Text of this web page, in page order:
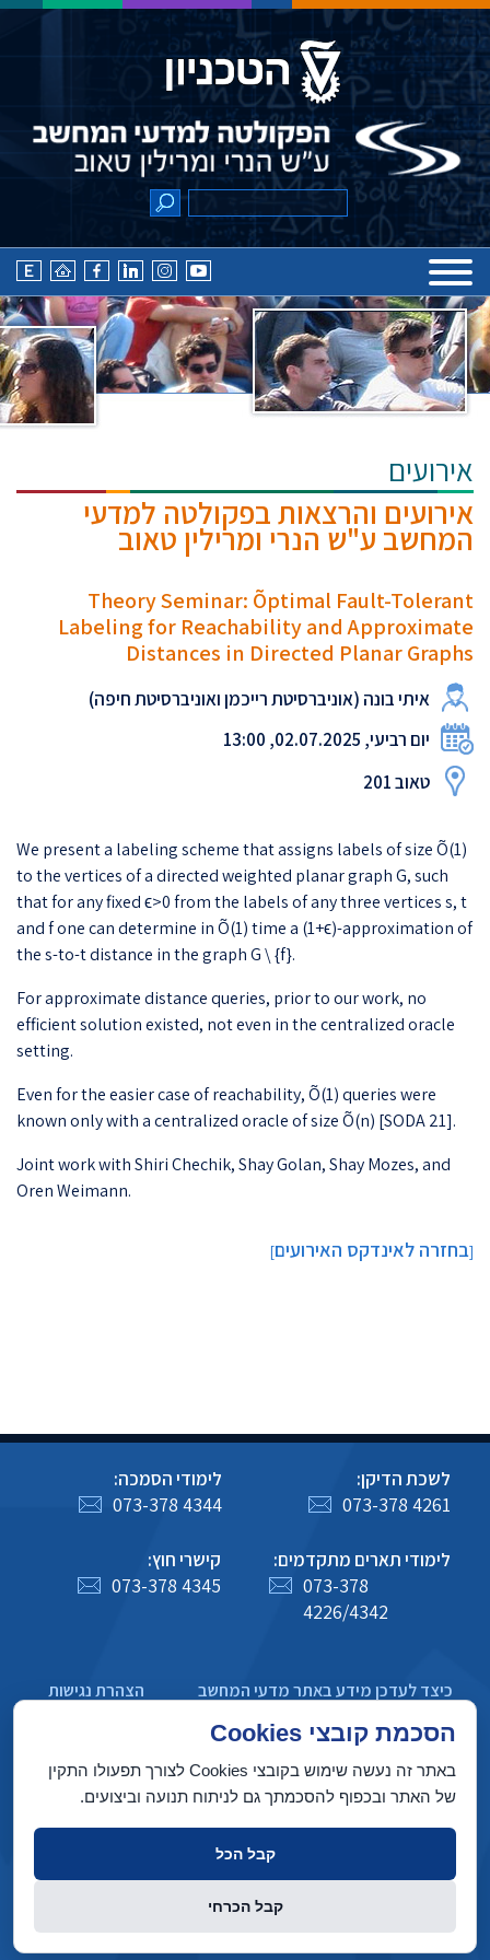
אירועים
אירועים והרצאות בפקולטה למדעי
המחשב ע"ש הנרי ומרילין טאוב
Theory Seminar: Õptimal Fault-Tolerant
Labeling for Reachability and Approximate
Distances in Directed Planar Graphs
איתי בונה (אוניברסיטת רייכמן ואוניברסיטת חיפה)
יום רביעי, 02.07.2025, 13:00
טאוב 201
We present a labeling scheme that assigns labels of size Õ(1)
to the vertices of a directed weighted planar graph G, such
that for any fixed ϵ>0 from the labels of any three vertices s, t
and f one can determine in Õ(1) time a (1+ϵ)-approximation of
the s-to-t distance in the graph G \ {f}.
For approximate distance queries, prior to our work, no
efficient solution existed, not even in the centralized oracle
setting.
Even for the easier case of reachability, Õ(1) queries were
known only with a centralized oracle of size Õ(n) [SODA 21].
Joint work with Shiri Chechik, Shay Golan, Shay Mozes, and
Oren Weimann.
[בחזרה לאינדקס האירועים]
לשכת הדיקן:
073-378 4261
לימודי הסמכה:
073-378 4344
לימודי תארים מתקדמים:
073-378
4226/4342
קישרי חוץ:
073-378 4345
כיצד לעדכן מידע באתר מדעי המחשב
הצהרת נגישות
מדיניות פרטיות
בניין טאוב, הטכניון מכון טכנולוגי לישראל, חיפה 3200003
שמורות
הסכמת קובצי Cookies
באתר זה נעשה שימוש בקובצי Cookies לצורך תפעולו התקין
של האתר ובכפוף להסכמתך גם לניתוח תנועה וביצועים.
קבל הכל
קבל הכרחי